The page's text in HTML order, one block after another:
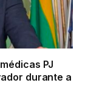
PJ
durante a